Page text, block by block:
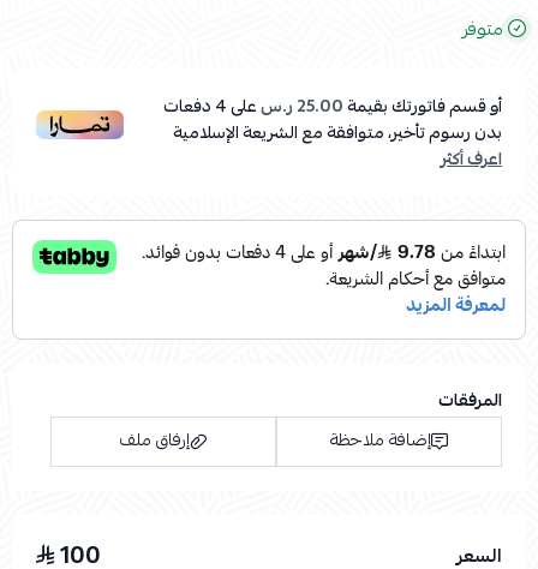
متوفر
أو قسم فاتورتك بقيمة25.00 ر.س على4دفعات
بدون رسوم تأخير، متوافقة مع الشريعة الإسلامية
اعرف أكثر
المرفقات
إضافة ملاحظة
إرفاق ملف
السعر 100